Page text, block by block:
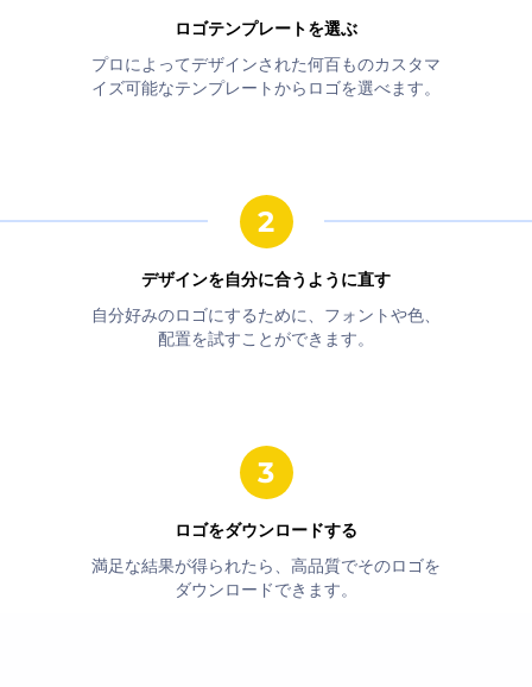
ロゴテンプレートを選ぶ
プロによってデザインされた何百ものカスタマ
イズ可能なテンプレートからロゴを選べます。
デザインを自分に合うように直す
自分好みのロゴにするために、フォントや色、
配置を試すことができます。
ロゴをダウンロードする
満足な結果が得られたら、高品質でそのロゴを
ダウンロードできます。